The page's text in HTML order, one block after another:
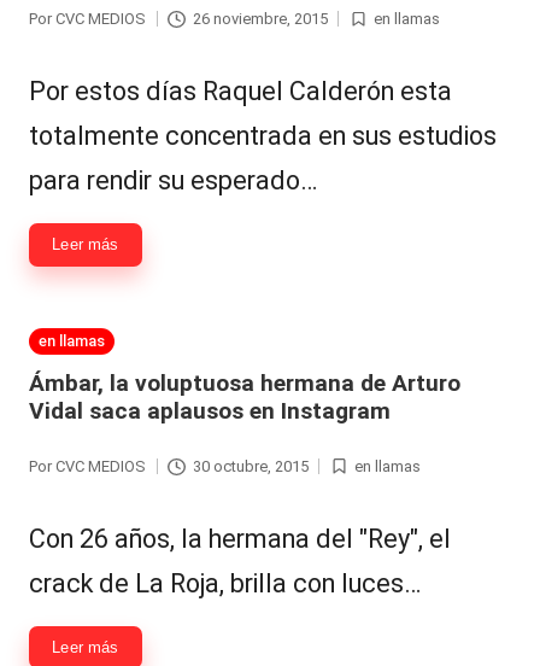
Por CVC MEDIOS 26 noviembre, 2015
Publicada
en llamas
Por estos días Raquel Calderón esta
totalmente concentrada en sus estudios
para rendir su esperado…
Leer más
Publicada
en llamas
Ámbar, la voluptuosa hermana de Arturo
Vidal saca aplausos en Instagram
Por CVC MEDIOS 30 octubre, 2015
Publicada
en llamas
Con 26 años, la hermana del "Rey", el
crack de La Roja, brilla con luces…
Leer más